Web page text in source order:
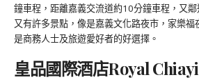
鐘車程，距離嘉義交流道約10分鐘車程，又
又有許多景點，像是嘉義文化路夜市，家樂福
是商務人士及旅遊愛好者的好選擇。
皇品國際酒店Royal